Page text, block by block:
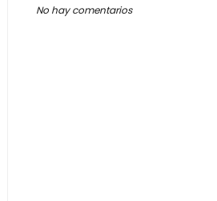
No hay comentarios